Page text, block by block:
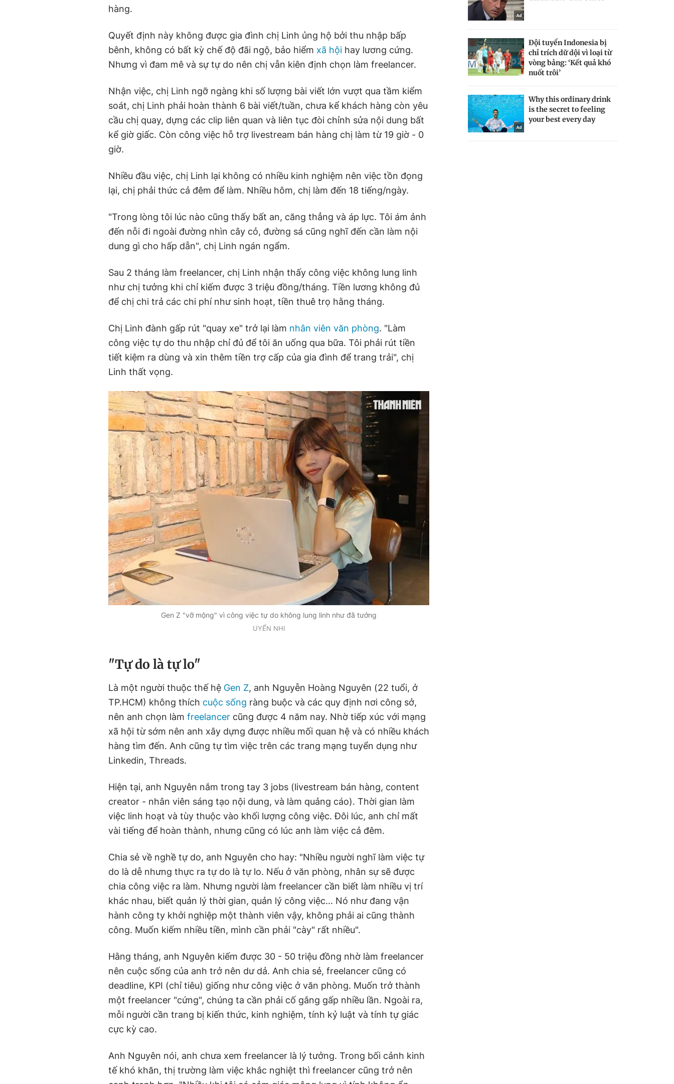
hàng.
Quyết định này không được gia đình chị Linh ủng hộ bởi thu nhập bấp
bênh, không có bất kỳ chế độ đãi ngộ, bảo hiểm xã hội hay lương cứng.
Nhưng vì đam mê và sự tự do nên chị vẫn kiên định chọn làm freelancer.
Nhận việc, chị Linh ngỡ ngàng khi số lượng bài viết lớn vượt qua tầm kiểm
soát, chị Linh phải hoàn thành 6 bài viết/tuần, chưa kể khách hàng còn yêu
cầu chị quay, dựng các clip liên quan và liên tục đòi chỉnh sửa nội dung bất
kể giờ giấc. Còn công việc hỗ trợ livestream bán hàng chị làm từ 19 giờ - 0
giờ.
Nhiều đầu việc, chị Linh lại không có nhiều kinh nghiệm nên việc tồn đọng
lại, chị phải thức cả đêm để làm. Nhiều hôm, chị làm đến 18 tiếng/ngày.
"Trong lòng tôi lúc nào cũng thấy bất an, căng thẳng và áp lực. Tôi ám ảnh
đến nỗi đi ngoài đường nhìn cây cỏ, đường sá cũng nghĩ đến cần làm nội
dung gì cho hấp dẫn", chị Linh ngán ngẩm.
Sau 2 tháng làm freelancer, chị Linh nhận thấy công việc không lung linh
như chị tưởng khi chỉ kiếm được 3 triệu đồng/tháng. Tiền lương không đủ
để chị chi trả các chi phí như sinh hoạt, tiền thuê trọ hằng tháng.
Chị Linh đành gấp rút "quay xe" trở lại làm nhân viên văn phòng. "Làm
công việc tự do thu nhập chỉ đủ để tôi ăn uống qua bữa. Tôi phải rút tiền
tiết kiệm ra dùng và xin thêm tiền trợ cấp của gia đình để trang trải", chị
Linh thất vọng.
Gen Z "vỡ mộng" vì công việc tự do không lung linh như đã tưởng
UYỂN NHI
"Tự do là tự lo"
Là một người thuộc thế hệ Gen Z, anh Nguyễn Hoàng Nguyên (22 tuổi, ở
TP.HCM) không thích cuộc sống ràng buộc và các quy định nơi công sở,
nên anh chọn làm freelancer cũng được 4 năm nay. Nhờ tiếp xúc với mạng
xã hội từ sớm nên anh xây dựng được nhiều mối quan hệ và có nhiều khách
hàng tìm đến. Anh cũng tự tìm việc trên các trang mạng tuyển dụng như
Linkedin, Threads.
Hiện tại, anh Nguyên nắm trong tay 3 jobs (livestream bán hàng, content
creator - nhân viên sáng tạo nội dung, và làm quảng cáo). Thời gian làm
việc linh hoạt và tùy thuộc vào khối lượng công việc. Đôi lúc, anh chỉ mất
vài tiếng để hoàn thành, nhưng cũng có lúc anh làm việc cả đêm.
Chia sẻ về nghề tự do, anh Nguyên cho hay: "Nhiều người nghĩ làm việc tự
do là dễ nhưng thực ra tự do là tự lo. Nếu ở văn phòng, nhân sự sẽ được
chia công việc ra làm. Nhưng người làm freelancer cần biết làm nhiều vị trí
khác nhau, biết quản lý thời gian, quản lý công việc... Nó như đang vận
hành công ty khởi nghiệp một thành viên vậy, không phải ai cũng thành
công. Muốn kiếm nhiều tiền, mình cần phải "cày" rất nhiều".
Hằng tháng, anh Nguyên kiếm được 30 - 50 triệu đồng nhờ làm freelancer
nên cuộc sống của anh trở nên dư dả. Anh chia sẻ, freelancer cũng có
deadline, KPI (chỉ tiêu) giống như công việc ở văn phòng. Muốn trở thành
một freelancer "cứng", chúng ta cần phải cố gắng gấp nhiều lần. Ngoài ra,
mỗi người cần trang bị kiến thức, kinh nghiệm, tính kỷ luật và tính tự giác
cực kỳ cao.
Anh Nguyên nói, anh chưa xem freelancer là lý tưởng. Trong bối cảnh kinh
tế khó khăn, thị trường làm việc khắc nghiệt thì freelancer cũng trở nên